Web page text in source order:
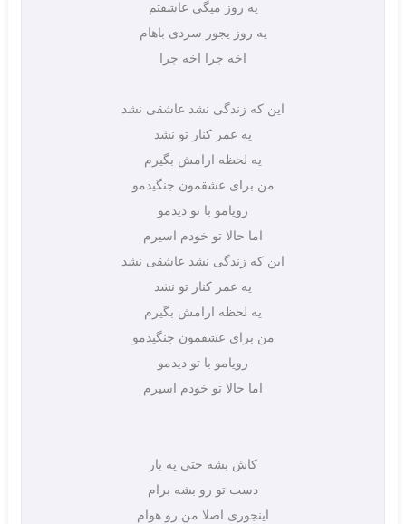
یه روز میگی عاشقتم
یه روز یجور سردی باهام
اخه چرا اخه چرا
این که زندگی نشد عاشقی نشد
یه عمر کنار تو نشد
یه لحظه ارامش بگیرم
من برای عشقمون جنگیدمو
رویامو با تو دیدمو
اما حالا تو خودم اسیرم
این که زندگی نشد عاشقی نشد
یه عمر کنار تو نشد
یه لحظه ارامش بگیرم
من برای عشقمون جنگیدمو
رویامو با تو دیدمو
اما حالا تو خودم اسیرم
کاش بشه حتی یه بار
دست تو رو بشه برام
اینجوری اصلا من رو هوام